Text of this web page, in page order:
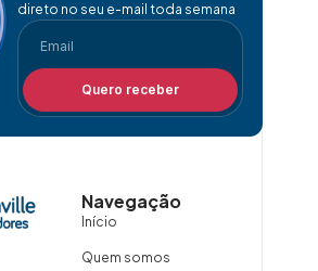
direto no seu e-mail toda semana
Quero receber
Navegação
Início
Quem somos